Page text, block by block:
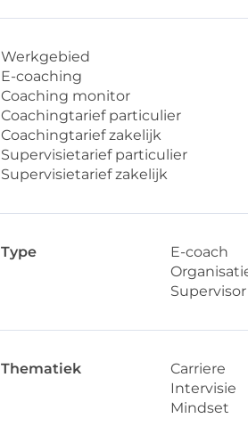
Werkgebied
E-coaching
Coaching monitor
Coachingtarief particulier
Coachingtarief zakelijk
Supervisietarief particulier
Supervisietarief zakelijk
Type E-coach
Supervisor
Thematiek Carriere
Intervisie
Mindset